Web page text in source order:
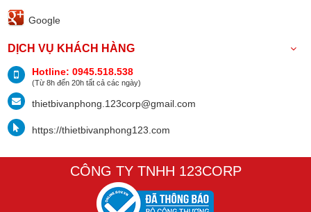
Google
DỊCH VỤ KHÁCH HÀNG
Hotline: 0945.518.538
(Từ 8h đến 20h tất cả các ngày)
thietbivanphong.123corp@gmail.com
https://thietbivanphong123.com
CÔNG TY TNHH 123CORP